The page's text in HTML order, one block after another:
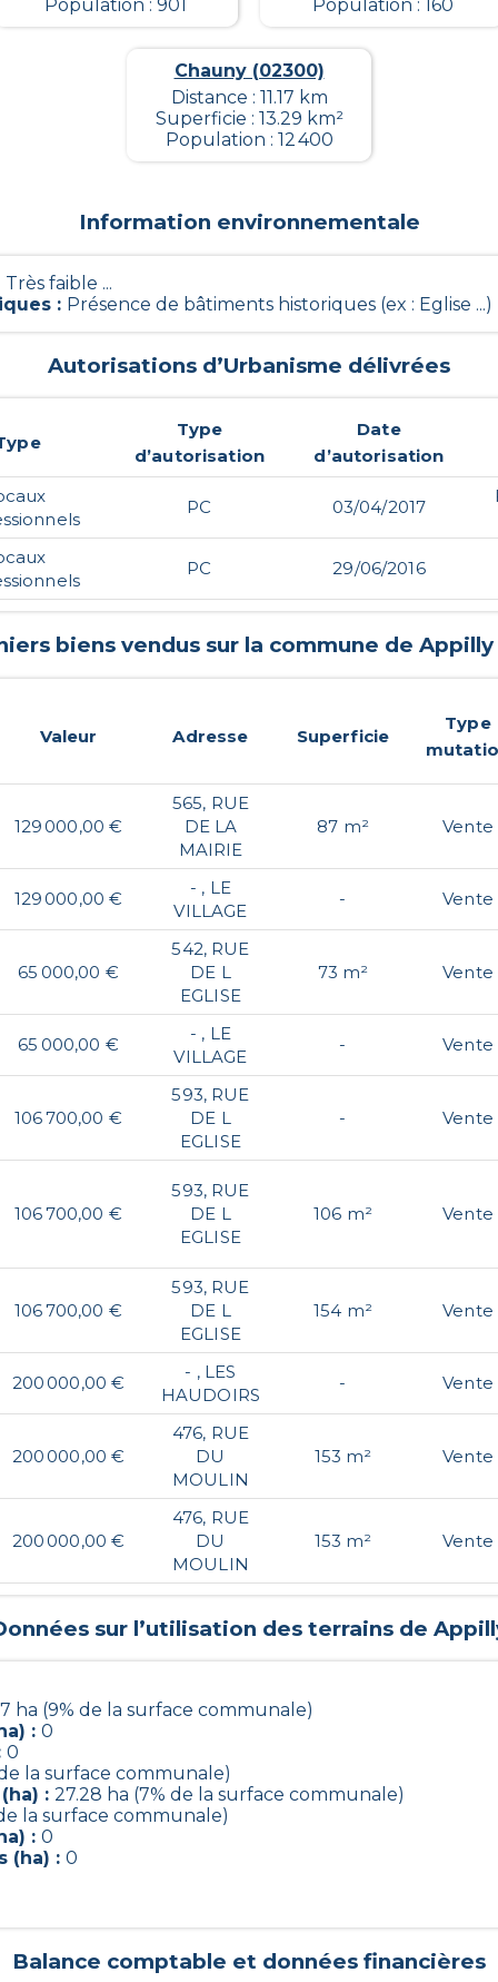
Population : 901 Population : 160
Chauny (02300)
Distance : 11.17 km
Superficie : 13.29 km²
Population : 12 400
Information environnementale
Très faible ...
: Présence de bâtiments historiques (ex : Eglise ...)
Autorisations d’Urbanisme délivrées
Type
d’autorisation
Date
d’autorisation
PC 03/04/2017
PC 29/06/2016
biens vendus sur la commune de Appilly
Valeur Adresse Superficie
Type
129 000,00 €
565, RUE
DE LA
MAIRIE
87 m² Vente
129 000,00 €
- , LE
VILLAGE
- Vente
65 000,00 €
542, RUE
DE L
EGLISE
73 m² Vente
65 000,00 €
- , LE
VILLAGE
- Vente
106 700,00 €
593, RUE
DE L
EGLISE
- Vente
106 700,00 €
593, RUE
DE L
EGLISE
106 m² Vente
106 700,00 €
593, RUE
DE L
EGLISE
154 m² Vente
200 000,00 €
- , LES
HAUDOIRS
- Vente
200 000,00 €
476, RUE
DU
MOULIN
153 m² Vente
200 000,00 €
476, RUE
DU
MOULIN
153 m² Vente
sur l’utilisation des terrains de
ha (9% de la surface communale)
: 0
0
la surface communale)
: 27.28 ha (7% de la surface communale)
la surface communale)
: 0
(ha) : 0
Balance comptable et données financières